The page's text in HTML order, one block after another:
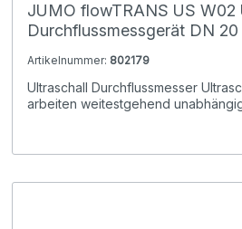
JUMO flowTRANS US W02
Durchflussmessgerät DN
Artikelnummer: 802179
Ultraschall Durchflussmesser
arbeiten weitestgehend